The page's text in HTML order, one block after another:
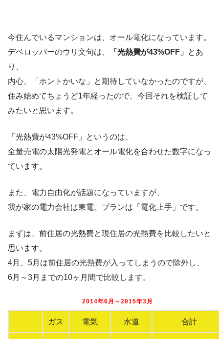
今住んでいるマンションは、オール電化になっています。
デベロッパーのウリ文句は、
「光熱費が43%OFF」 とあ
り、
内心、「ホントかいな」と期待していなかったのですが、
住み始めてちょうど1年経ったので、今回それを検証して
みたいと思います。
「光熱費が43%OFF」というのは、
全量売電の太陽光発電とオール電化を合わせた数字になっ
ています。
また、電力自由化が話題になっていますが、
我が家の電力会社は東電、プランは「電化上手」です。
まずは、前住居の光熱費と現住居の光熱費を比較したいと
思います。
4月、5月は前住居の光熱費が入ってしまうので除外し、
6月～3月までの10ヶ月間で比較します。
2014年6月～2015年3月
ガス 電気 水道 合計